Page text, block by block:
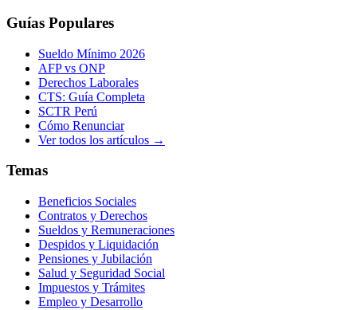
Guías Populares
Sueldo Mínimo 2026
AFP vs ONP
Derechos Laborales
CTS: Guía Completa
SCTR Perú
Cómo Renunciar
Ver todos los artículos →
Temas
Beneficios Sociales
Contratos y Derechos
Sueldos y Remuneraciones
Despidos y Liquidación
Pensiones y Jubilación
Salud y Seguridad Social
Impuestos y Trámites
Empleo y Desarrollo